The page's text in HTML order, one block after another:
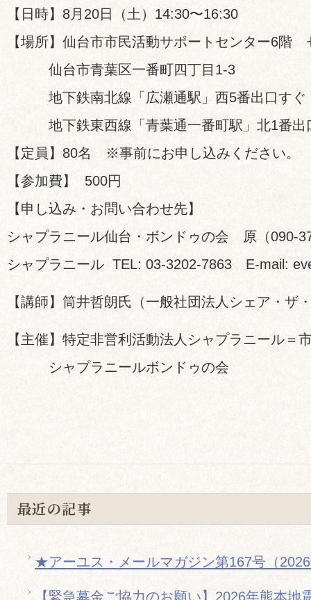
【日時】8月20日（土）14:30〜16:30
【場所】仙台市市民活動サポートセンター6階
仙台市青葉区一番町四丁目1-3
地下鉄南北線「広瀬通駅」西5番出口すぐ
地下鉄東西線「青葉通一番町駅」北1番出
【定員】80名 ※事前にお申し込みください。
【参加費】 500円
【申し込み・お問い合わせ先】
シャプラニール仙台・ボンドゥの会 原（090-
シャプラニール TEL: 03-3202-7863 E-mail:
【講師】筒井哲朗氏（一般社団法人シェア・ザ
【主催】特定非営利活動法人シャプラニール＝
シャプラニールボンドゥの会
最近の記事
★アーユス・メールマガジン第167号（
【緊急募金ご協力のお願い】2026年熊本地